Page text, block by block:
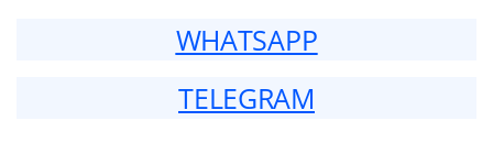
WHATSAPP
TELEGRAM